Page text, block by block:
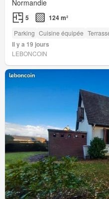
Normandie
5 124 m²
Parking Cuisine équipée
Il y a 19 jours
LEBONCOIN